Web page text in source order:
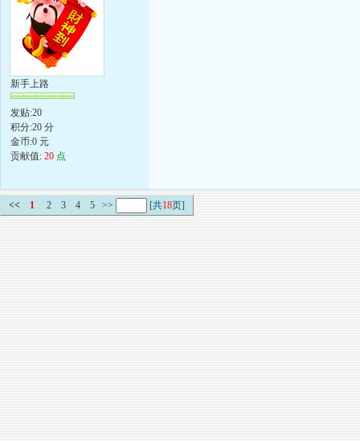
新手上路
发贴:20
积分:20 分
金币:0 元
贡献值: 20 点
<< 1 2 3 4 5 >> [共18页]